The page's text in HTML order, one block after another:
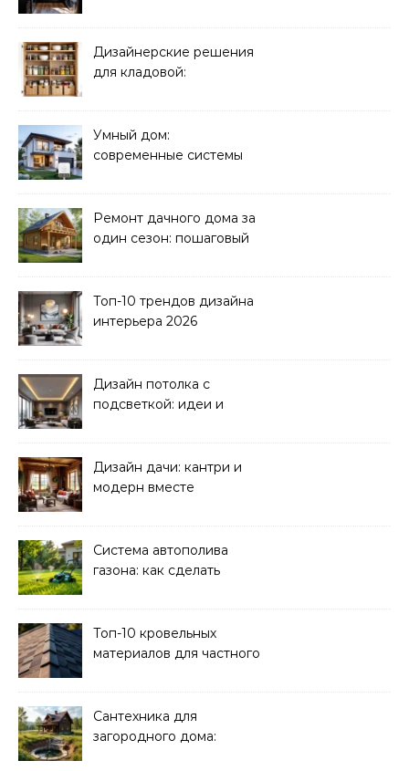
Дизайнерские решения
для кладовой:
Умный дом:
современные системы
Ремонт дачного дома за
один сезон: пошаговый
Топ-10 трендов дизайна
интерьера 2026
Дизайн потолка с
подсветкой: идеи и
Дизайн дачи: кантри и
модерн вместе
Система автополива
газона: как сделать
Топ-10 кровельных
материалов для частного
Сантехника для
загородного дома: